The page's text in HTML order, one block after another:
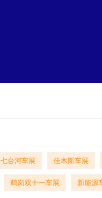
七台河车展 佳木斯车展
鹤岗双十一车展 新能源